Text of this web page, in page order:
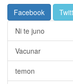
Facebook
Ni te juno
Vacunar
temon